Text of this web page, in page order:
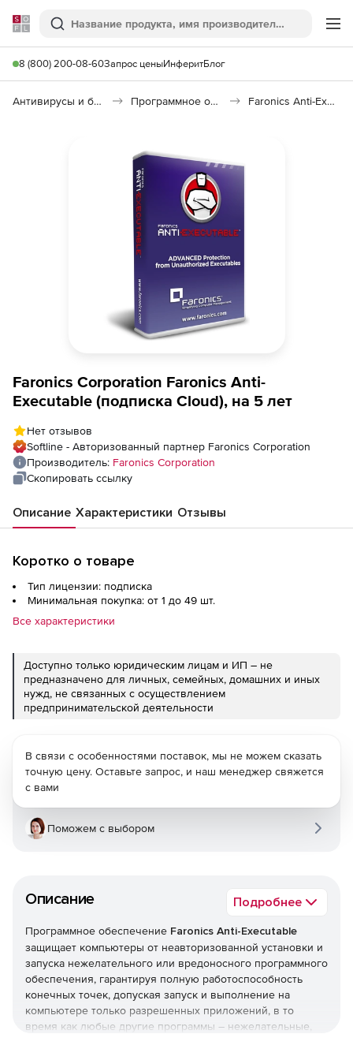
Softline
Поиск
8 (800) 200-08-60Запрос ценыИнферитБлог
Антивирусы и безопасность Программное обеспечение для контроля доступа Faronics Anti-Executable
Faronics Corporation Faronics Anti-
Executable (подписка Cloud), на 5 лет
Нет отзывов
Softline - Авторизованный партнер Faronics Corporation
Производитель: Faronics Corporation
Скопировать ссылку
Описание Характеристики Отзывы
Коротко о товаре
Тип лицензии: подписка
Минимальная покупка: от 1 до 49 шт.
Все характеристики
Доступно только юридическим лицам и ИП – не
предназначено для личных, семейных, домашних и иных
нужд, не связанных с осуществлением
предпринимательской деятельности
Описание Подробнее
Программное обеспечение Faronics Anti-Executable
защищает компьютеры от неавторизованной установки и
запуска нежелательного или вредоносного программного
обеспечения, гарантируя полную работоспособность
конечных точек, допуская запуск и выполнение на
компьютере только разрешенных приложений, в то
время как любые другие программы – нежелательные,
В связи с особенностями поставок, мы не можем сказать
точную цену. Оставьте запрос, и наш менеджер свяжется
с вами
Поможем с выбором